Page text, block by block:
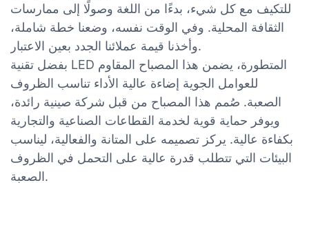
للتكيف مع كل شيء، بدءًا من اللغة وصولًا إلى ممارسات
الثقافة المحلية. وفي الوقت نفسه، وضعنا خطة شاملة،
وأخذنا قيمة عملائنا الجدد بعين الاعتبار.
بفضل تقنية LED المتطورة، يضمن هذا المصباح المقاوم
للعوامل الجوية إضاءة عالية الأداء تناسب الظروف
الصعبة. صُمم هذا المصباح من قبل شركة صينية رائدة،
ويوفر حماية قوية لخدمة القطاعات الصناعية والتجارية
بكفاءة عالية. يركز تصميمه على المتانة والفعالية، ليناسب
البيئات التي تتطلب قدرة عالية على التحمل في الظروف
الصعبة.